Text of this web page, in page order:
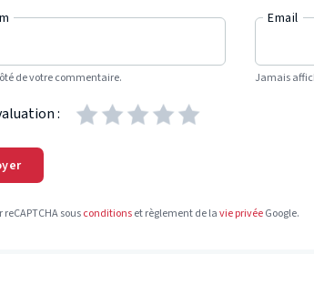
de votre commentaire.
Email
Jamais
:
reCAPTCHA sousconditionset règlement de lavie privéeGoogle.